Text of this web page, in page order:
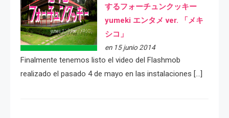
するフォーチュンクッキー
yumeki エンタメ ver. 「メキ
シコ」
en 15 junio 2014
Finalmente tenemos listo el video del Flashmob
realizado el pasado 4 de mayo en las instalaciones […]